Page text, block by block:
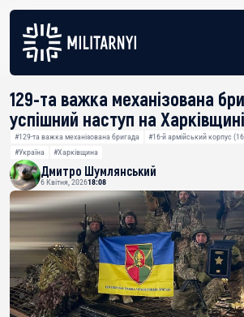
129-та важка механізована
успішний наступ на Харківщині
#129-та важка механізована бригада #16-й армійський корпус
#Україна
#Харківщина
Дмитро Шумлянський
6 Квітня, 202618:08